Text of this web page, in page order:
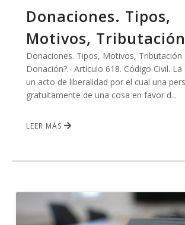
Donaciones. Tipos,
Motivos, Tributación
Donaciones. Tipos, Motivos, Tributación
Donación?.- Artículo 618. Código Civil.
un acto de liberalidad por el cual una
gratuitamente de una cosa en favor d...
LEER MÁS